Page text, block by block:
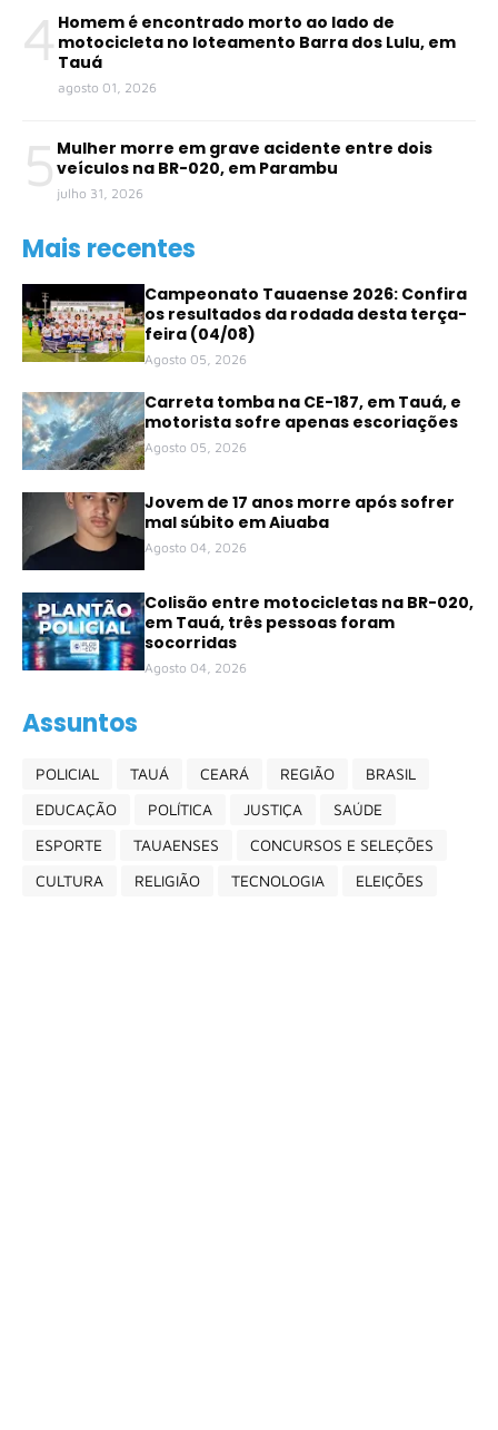
4 Homem é encontrado morto ao lado de
motocicleta no loteamento Barra dos Lulu, em
Tauá
agosto 01, 2026
5 Mulher morre em grave acidente entre dois
veículos na BR-020, em Parambu
julho 31, 2026
Mais recentes
Campeonato Tauaense 2026: Confira
os resultados da rodada desta terça-
feira (04/08)
Agosto 05, 2026
Carreta tomba na CE-187, em Tauá, e
motorista sofre apenas escoriações
Agosto 05, 2026
Jovem de 17 anos morre após sofrer
mal súbito em Aiuaba
Agosto 04, 2026
Colisão entre motocicletas na BR-020,
em Tauá, três pessoas foram
socorridas
Agosto 04, 2026
Assuntos
POLICIAL TAUÁ CEARÁ REGIÃO
BRASIL
EDUCAÇÃO
POLÍTICA JUSTIÇA
SAÚDE
ESPORTE
TAUAENSES
CONCURSOS E SELEÇÕES
CULTURA
RELIGIÃO TECNOLOGIA ELEIÇÕES